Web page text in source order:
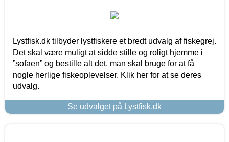
Lystfisk.dk tilbyder lystfiskere et bredt udvalg af fiskegrej.
Det skal være muligt at sidde stille og roligt hjemme i
”sofaen” og bestille alt det, man skal bruge for at få
nogle herlige fiskeoplevelser. Klik her for at se deres
udvalg.
Se udvalget på Lystfisk.dk